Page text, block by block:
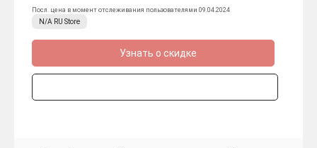
Посл. цена в момент отслеживания пользователями 09.04.2024
N/A RU Store
Узнать о скидке